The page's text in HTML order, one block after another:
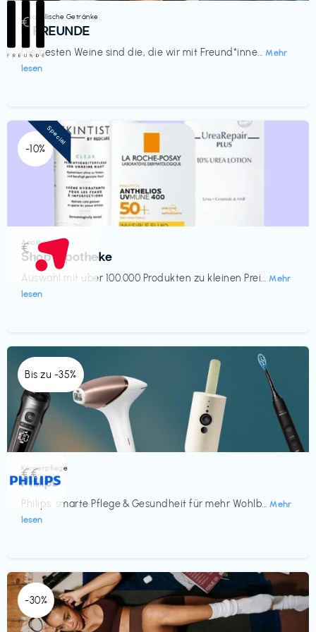
Alkoholische Getränke
III FREUNDE
Die besten Weine sind die, die wir mit Freund*inne... Mehr
lesen
€‎
-10%
Apotheke
Shop Apotheke
Auswahl mit über 100.000 Produkten zu kleinen Prei... Mehr
lesen
€‎
Special
Bis zu -35%
Körperpflege
Philips
Philips: smarte Pflege & Gesundheit für mehr Wohlb... Mehr
lesen
€€‎
-30%